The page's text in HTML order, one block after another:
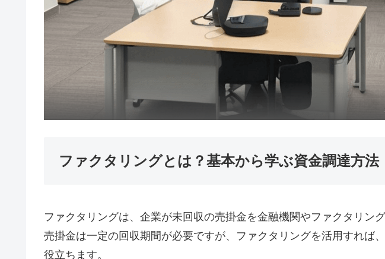
ファクタリングとは？基本から学ぶ資金調達方法
ファクタリングは、企業が未回収の売掛金を金融機関やファクタリン
売掛金は一定の回収期間が必要ですが、ファクタリングを活用すれば
役立ちます。